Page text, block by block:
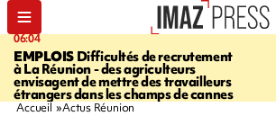
06:04
EMPLOIS Difficultés de recrutement
à La Réunion - des agriculteurs
envisagent de mettre des travailleurs
étrangers dans les champs de cannes
Accueil Actus Réunion